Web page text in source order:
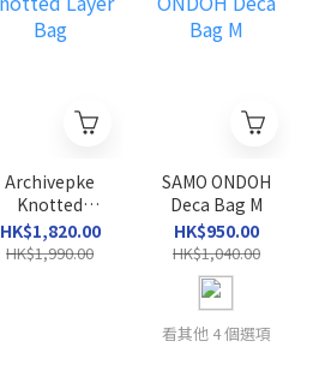
Archivepke
Knotted
Layer Bag
HK$1,820.00
HK$1,990.00
SAMO ONDOH
Deca Bag M
HK$950.00
HK$1,040.00
看其他 4 個選項